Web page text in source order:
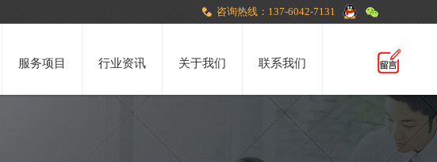
咨询热线：137-6042-7131
服务项目 行业资讯 关于我们 联系我们